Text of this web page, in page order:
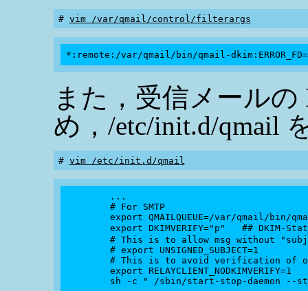
# vim /var/qmail/control/filterargs
また，受信メール
め，/etc/init.d/qmail
# vim /etc/init.d/qmail
        ...
        # For SMTP
export QMAILQUEUE=/var/qmail/bin/
export DKIMVERIFY="p"   ## DKIM-
# This is to allow msg without
        # export UNSIGNED_SUBJECT=1
# This is to avoid verification of
        export RELAYCLIENT_NODKIMVERIFY=1
sh -c " /sbin/start-stop-daemon --